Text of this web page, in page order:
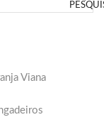
Viana